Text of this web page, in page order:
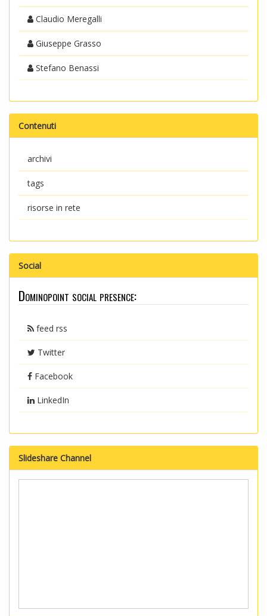
Claudio Meregalli
Giuseppe Grasso
Stefano Benassi
Contenuti
archivi
tags
risorse in rete
Social
Dominopoint social presence:
feed rss
Twitter
Facebook
LinkedIn
Slideshare Channel